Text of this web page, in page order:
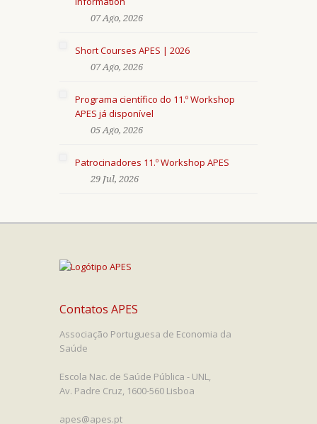
07 Ago, 2026
Short Courses APES | 2026
07 Ago, 2026
Programa científico do 11.º Workshop
APES já disponível
05 Ago, 2026
Patrocinadores 11.º Workshop APES
29 Jul, 2026
Contatos APES
Associação Portuguesa de Economia da
Saúde
Escola Nac. de Saúde Pública - UNL,
Av. Padre Cruz, 1600-560 Lisboa
apes@apes.pt